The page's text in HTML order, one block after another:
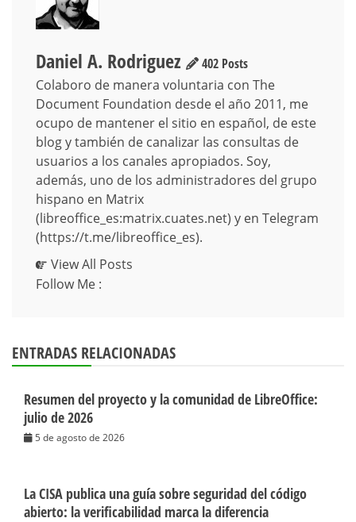
Daniel A. Rodriguez
402 Posts
Colaboro de manera voluntaria con The
Document Foundation desde el año 2011, me
ocupo de mantener el sitio en español, de este
blog y también de canalizar las consultas de
usuarios a los canales apropiados. Soy,
además, uno de los administradores del grupo
hispano en Matrix
(libreoffice_es:matrix.cuates.net) y en Telegram
(https://t.me/libreoffice_es).
View All Posts
Follow Me :
ENTRADAS RELACIONADAS
Resumen del proyecto y la comunidad de LibreOffice:
julio de 2026
5 de agosto de 2026
La CISA publica una guía sobre seguridad del código
abierto: la verificabilidad marca la diferencia